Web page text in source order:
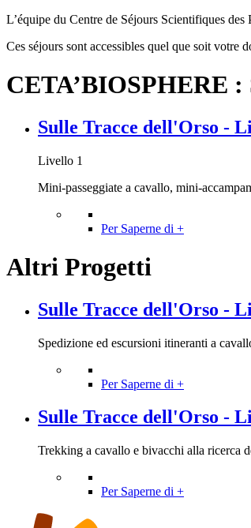
L’équipe du Centre de Séjours Scientifiques des
Ces séjours sont accessibles quel que soit votre
CETA’BIOSPHERE
Sulle Tracce dell'Orso -
Livello 1
Mini-passeggiate a cavallo, mini-
Per Saperne di +
Altri Progetti
Sulle Tracce dell'Orso -
Spedizione ed escursioni itineranti a
Per Saperne di +
Sulle Tracce dell'Orso -
Trekking a cavallo e bivacchi alla ricerca
Per Saperne di +